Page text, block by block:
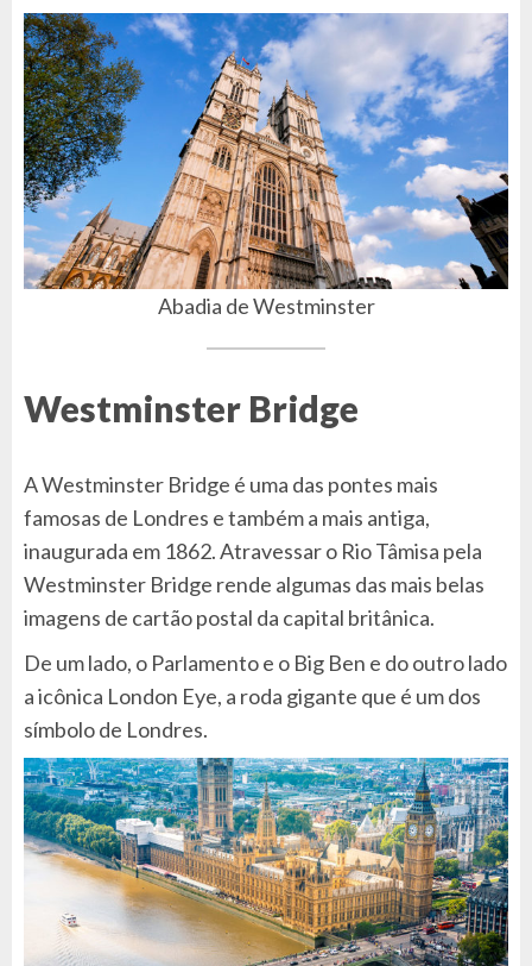
Abadia de Westminster
Westminster Bridge
A Westminster Bridge é uma das pontes mais
famosas de Londres e também a mais antiga,
inaugurada em 1862. Atravessar o Rio Tâmisa pela
Westminster Bridge rende algumas das mais belas
imagens de cartão postal da capital britânica.
De um lado, o Parlamento e o Big Ben e do outro lado
a icônica London Eye, a roda gigante que é um dos
símbolo de Londres.